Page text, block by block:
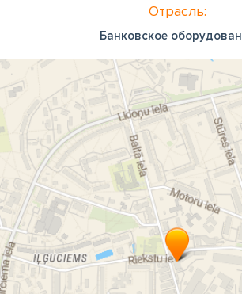
Отрасль:
Банковское